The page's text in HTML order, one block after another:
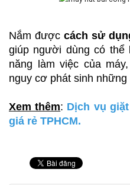
Nắm được cách sử
giúp người dùng có
năng làm việc của
nguy cơ phát sinh
Xem thêm: Dịch vụ
giá rẻ TPHCM.